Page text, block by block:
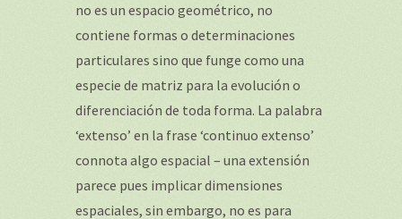
no es un espacio geométrico, no
contiene formas o determinaciones
particulares sino que funge como una
especie de matriz para la evolución o
diferenciación de toda forma. La palabra
‘extenso’ en la frase ‘continuo extenso’
connota algo espacial – una extensión
parece pues implicar dimensiones
espaciales, sin embargo, no es para